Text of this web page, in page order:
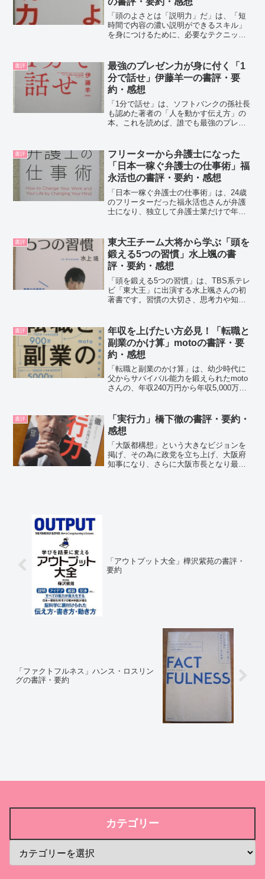
「頭のよさとは「説明力」だ」は、「短
時間で内容の濃い説明ができるスキル」
を身につけるために、必要なテクニック
力は、周囲も自分も幸せにします。齋藤
孝さんの紹介明治大学文学...
書評
最強のプレゼン力が身に付く「1
分で話せ」伊藤羊一の書評・要
約・感想
「1分で話せ」は、ソフトバンクの孫社長
も認めた著者の「人を動かす伝え方」の
本。これを読めば、誰でも最強のプレゼ
かけ、下準備など、成果を出すために必
要なことがすべて分かる...
書評
フリーターから弁護士になった
「日本一稼ぐ弁護士の仕事術」福
永活也の書評・要約・感想
「日本一稼ぐ弁護士の仕事術」は、24歳
のフリーターだった福永活也さんが弁護
士になり、独立して弁護士業だけで年収5
の半生の中で培われた考え方や物事のと
らえ方、人生の楽しみ...
書評
東大王チーム大将から学ぶ「頭を
鍛える5つの習慣」水上颯の書
評・要約・感想
「頭を鍛える5つの習慣」は、TBS系テレ
ビ「東大王」に出演する水上颯さんの初
著書です。習慣の大切さ、思考力や知識
を得る楽しさなどを教えてくれていま
す。水上颯さんの紹介ク...
書評
年収を上げたい方必見！「転職と
副業のかけ算」motoの書評・要
約・感想
「転職と副業のかけ算」は、幼少時代に
父からサバイバル能力を鍛えられたmoto
さんの、年収240万円から年収5,000万円
です。motoさんの紹介motoさんは、地元
の短...
書評
「実行力」橋下徹の書評・要約・
感想
「大阪都構想」という大きなビジョンを
掲げ、その為に政党を立ち上げ、大阪府
知事になり、さらに大阪市長となり最終
「アウトプット大全」樺沢紫苑の書評・
要約
「ファクトフルネス」ハンス・ロスリン
グの書評・要約
カテゴリー